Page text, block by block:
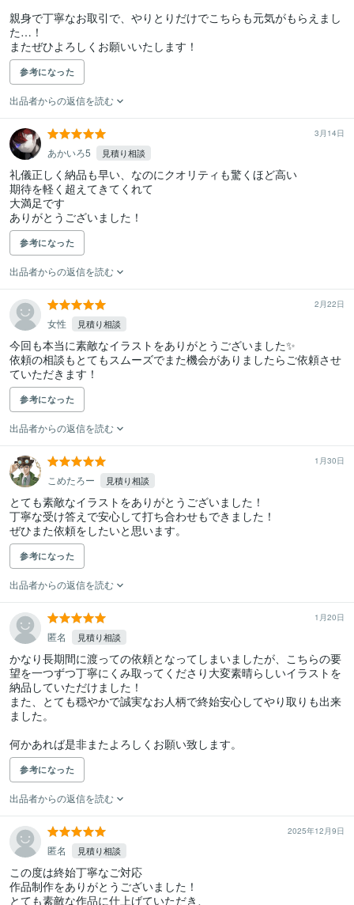
親身で丁寧なお取引で、やりとりだけでこちらも元気がもらえまし
た…！
またぜひよろしくお願いいたします！
参考になった
出品者からの返信を読む
3月14日
あかいろ5 見積り相談
礼儀正しく納品も早い、なのにクオリティも驚くほど高い
期待を軽く超えてきてくれて
大満足です
ありがとうございました！
参考になった
出品者からの返信を読む
2月22日
女性 見積り相談
今回も本当に素敵なイラストをありがとうございました✨️
依頼の相談もとてもスムーズでまた機会がありましたらご依頼させ
ていただきます！
参考になった
出品者からの返信を読む
1月30日
こめたろー 見積り相談
とても素敵なイラストをありがとうございました！
丁寧な受け答えで安心して打ち合わせもできました！
ぜひまた依頼をしたいと思います。
参考になった
出品者からの返信を読む
1月20日
匿名 見積り相談
かなり長期間に渡っての依頼となってしまいましたが、こちらの要
望を一つずつ丁寧にくみ取ってくださり大変素晴らしいイラストを
納品していただけました！
また、とても穏やかで誠実なお人柄で終始安心してやり取りも出来
ました。
何かあれば是非またよろしくお願い致します。
参考になった
出品者からの返信を読む
2025年12月9日
匿名 見積り相談
この度は終始丁寧なご対応
作品制作をありがとうございました！
とても素敵な作品に仕上げていただき、